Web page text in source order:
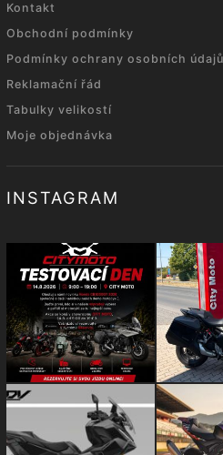
Kontakt
Obchodní podmínky
Podmínky ochrany osobních údajů
Reklamační řád
Tabulky velikostí
Moje objednávka
INSTAGRAM